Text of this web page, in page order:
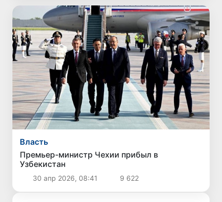
Власть
Премьер-министр Чехии прибыл в
Узбекистан
30 апр 2026, 08:41 9 622